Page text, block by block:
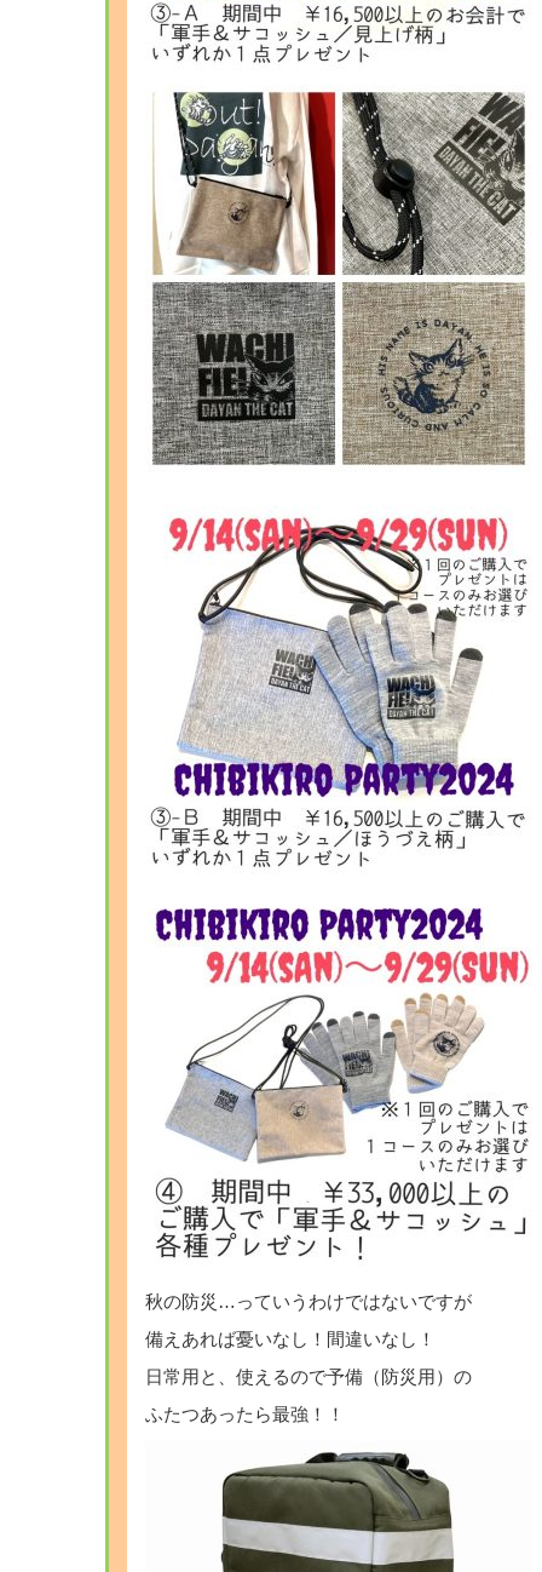
秋の防災…っていうわけではないですが
備えあれば憂いなし！間違いなし！
日常用と、使えるので予備（防災用）の
ふたつあったら最強！！